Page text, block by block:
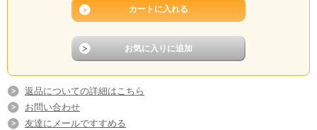
返品についての詳細はこちら
お問い合わせ
友達にメールですすめる